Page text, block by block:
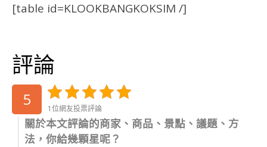
[table id=KLOOKBANGKOKSIM /]
評論
5 1位網友投票評論
關於本文評論的商家、商品、景點、議題、方
法，你給幾顆星呢？